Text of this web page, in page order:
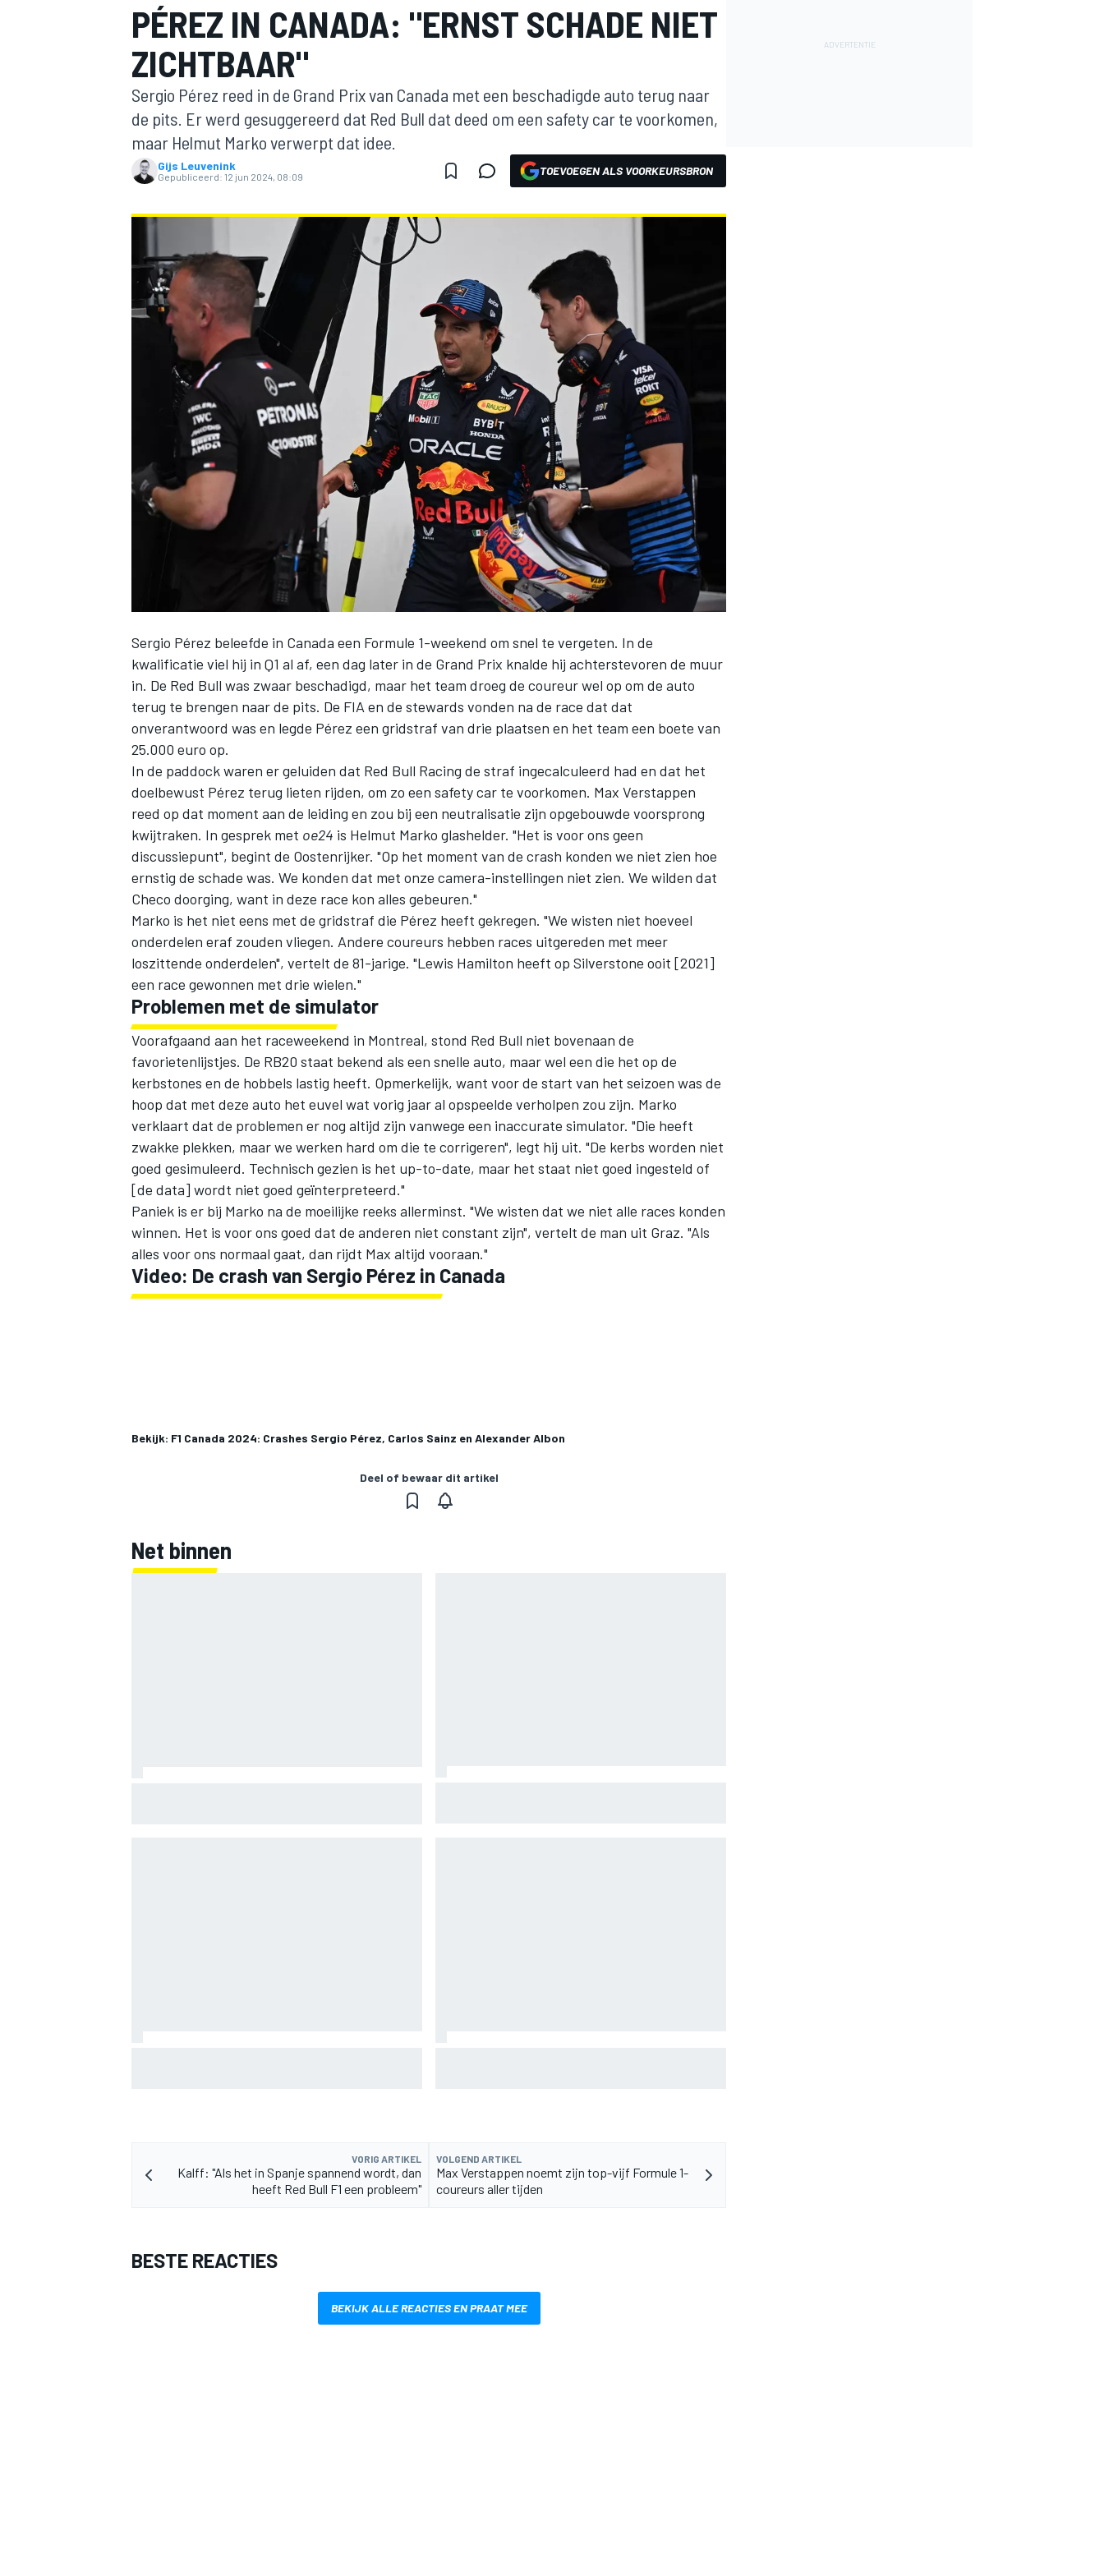
MOTOGP
WEC DTM
PÉREZ IN CANADA: "ERNST SCHADE NIET
ZICHTBAAR"
Sergio Pérez reed in de Grand Prix van Canada met een beschadigde auto terug naar
de pits. Er werd gesuggereerd dat Red Bull dat deed om een safety car te voorkomen,
maar Helmut Marko verwerpt dat idee.
Gijs Leuvenink
Gepubliceerd: 12 jun 2024, 08:09 TOEVOEGEN ALS VOORKEURSBRON
Sergio Pérez beleefde in Canada een Formule 1-weekend om snel te vergeten. In de
kwalificatie viel hij in Q1 al af, een dag later in de Grand Prix knalde hij achterstevoren de muur
in. De Red Bull was zwaar beschadigd, maar het team droeg de coureur wel op om de auto
terug te brengen naar de pits. De FIA en de stewards vonden na de race dat dat
onverantwoord was en legde Pérez een gridstraf van drie plaatsen en het team een boete van
25.000 euro op.
In de paddock waren er geluiden dat Red Bull Racing de straf ingecalculeerd had en dat het
doelbewust Pérez terug lieten rijden, om zo een safety car te voorkomen. Max Verstappen
reed op dat moment aan de leiding en zou bij een neutralisatie zijn opgebouwde voorsprong
kwijtraken. In gesprek met oe24 is Helmut Marko glashelder. "Het is voor ons geen
discussiepunt", begint de Oostenrijker. "Op het moment van de crash konden we niet zien hoe
ernstig de schade was. We konden dat met onze camera-instellingen niet zien. We wilden dat
Checo doorging, want in deze race kon alles gebeuren."
Marko is het niet eens met de gridstraf die Pérez heeft gekregen. "We wisten niet hoeveel
onderdelen eraf zouden vliegen. Andere coureurs hebben races uitgereden met meer
loszittende onderdelen", vertelt de 81-jarige. "Lewis Hamilton heeft op Silverstone ooit [2021]
een race gewonnen met drie wielen."
Problemen met de simulator
Voorafgaand aan het raceweekend in Montreal, stond Red Bull niet bovenaan de
favorietenlijstjes. De RB20 staat bekend als een snelle auto, maar wel een die het op de
kerbstones en de hobbels lastig heeft. Opmerkelijk, want voor de start van het seizoen was de
hoop dat met deze auto het euvel wat vorig jaar al opspeelde verholpen zou zijn. Marko
verklaart dat de problemen er nog altijd zijn vanwege een inaccurate simulator. "Die heeft
zwakke plekken, maar we werken hard om die te corrigeren", legt hij uit. "De kerbs worden niet
goed gesimuleerd. Technisch gezien is het up-to-date, maar het staat niet goed ingesteld of
[de data] wordt niet goed geïnterpreteerd."
Paniek is er bij Marko na de moeilijke reeks allerminst. "We wisten dat we niet alle races konden
winnen. Het is voor ons goed dat de anderen niet constant zijn", vertelt de man uit Graz. "Als
alles voor ons normaal gaat, dan rijdt Max altijd vooraan."
Video: De crash van Sergio Pérez in Canada
Bekijk: F1 Canada 2024: Crashes Sergio Pérez, Carlos Sainz en Alexander Albon
Deel of bewaar dit artikel
Net binnen
VORIG ARTIKEL
Kalff: "Als het in Spanje spannend wordt, dan
heeft Red Bull F1 een probleem"
VOLGEND ARTIKEL
Max Verstappen noemt zijn top-vijf Formule 1-
coureurs aller tijden
BESTE REACTIES
BEKIJK ALLE REACTIES EN PRAAT MEE